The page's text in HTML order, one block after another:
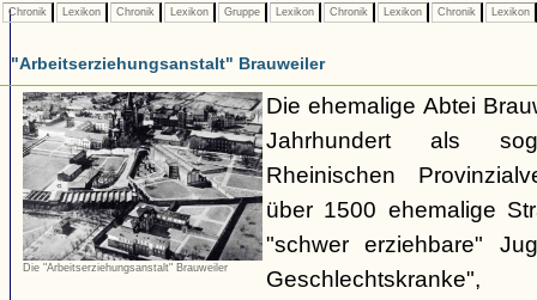
Chronik Lexikon Chronik Lexikon Gruppe Lexikon Chronik Lexikon Chronik Lexikon
"Arbeitserziehungsanstalt" Brauweiler
Die "Arbeitserziehungsanstalt" Brauweiler
Die ehemalige Abtei
Jahrhundert als
Rheinischen
über 1500 ehemalige
"schwer erziehbare"